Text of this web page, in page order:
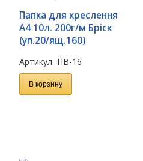
Папка для креслення
А4 10л. 200г/м Бріск
(уп.20/ящ.160)
Артикул: ПВ-16
В корзину